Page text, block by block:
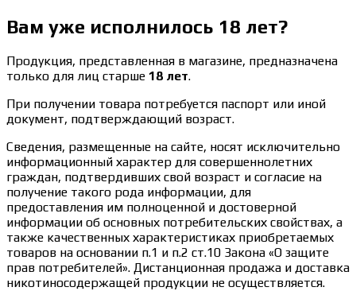
Вам уже исполнилось 18 лет?
Продукция, представленная в магазине, предназначена
только для лиц старше 18 лет.
При получении товара потребуется паспорт или иной
документ, подтверждающий возраст.
Сведения, размещенные на сайте, носят исключительно
информационный характер для совершеннолетних
граждан, подтвердивших свой возраст и согласие на
получение такого рода информации, для
предоставления им полноценной и достоверной
информации об основных потребительских свойствах, а
также качественных характеристиках приобретаемых
товаров на основании п.1 и п.2 ст.10 Закона «О защите
прав потребителей». Дистанционная продажа и доставка
никотиносодержащей продукции не осуществляется.